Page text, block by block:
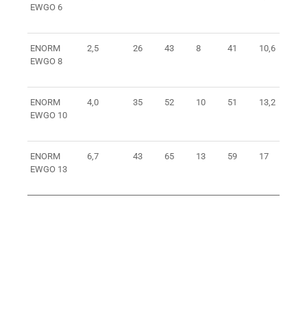
EWGO 6
ENORM
EWGO 8
2,5 26 43 8 41 10,6
ENORM
EWGO 10
4,0 35 52 10 51 13,2
ENORM
EWGO 13
6,7 43 65 13 59 17